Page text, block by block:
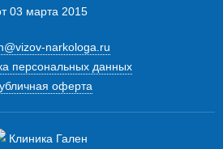
03 марта 2015
narkologa.ru
персональных данных
оферта